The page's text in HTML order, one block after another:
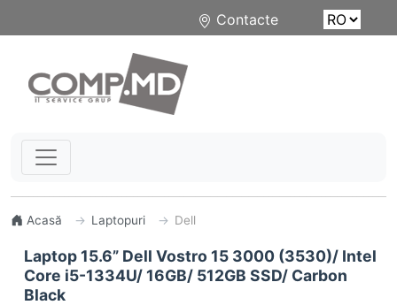
Contacte
Acasă Laptopuri Dell
Laptop 15.6” Dell Vostro 15 3000 (3530)/ Intel
Core i5-1334U/ 16GB/ 512GB SSD/ Carbon
Black